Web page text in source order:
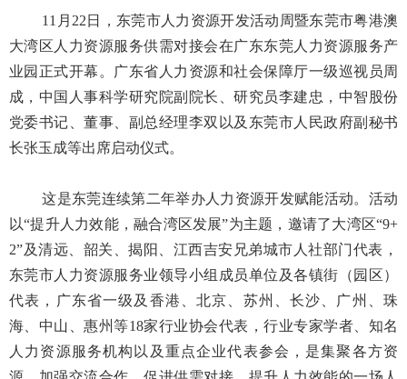
11月22日，东莞市人力资源开发活动周暨东莞市粤港澳
大湾区人力资源服务供需对接会在广东东莞人力资源服务产
业园正式开幕。广东省人力资源和社会保障厅一级巡视员周
成，中国人事科学研究院副院长、研究员李建忠，中智股份
党委书记、董事、副总经理李双以及东莞市人民政府副秘书
长张玉成等出席启动仪式。
这是东莞连续第二年举办人力资源开发赋能活动。活动
以“提升人力效能，融合湾区发展”为主题，邀请了大湾区“9+
2”及清远、韶关、揭阳、江西吉安兄弟城市人社部门代表，
东莞市人力资源服务业领导小组成员单位及各镇街（园区）
代表，广东省一级及香港、北京、苏州、长沙、广州、珠
海、中山、惠州等18家行业协会代表，行业专家学者、知名
人力资源服务机构以及重点企业代表参会，是集聚各方资